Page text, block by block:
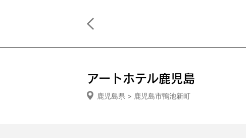
アートホテル鹿児島
鹿児島県 > 鹿児島市鴨池新町